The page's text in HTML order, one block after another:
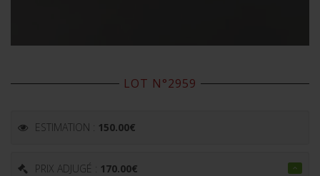
LOT N°2959
ESTIMATION : 150.00€
PRIX ADJUGÉ : 170.00€